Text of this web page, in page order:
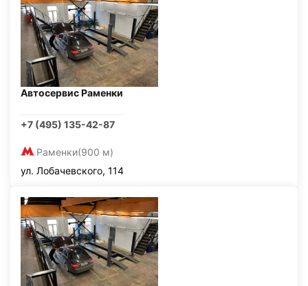
Автосервис Раменки
+7 (495) 135-42-87
Раменки(900 м)
ул. Лобачевского, 114